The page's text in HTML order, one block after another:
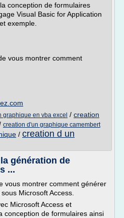
conception de formulaires
Visual Basic for Application
exemple.
vous montrer comment
graphique en vba excel / creation
creation d'un graphique camembert
/ creation d un
génération de
...
vous montrer comment générer
Microsoft Access.
Microsoft Access et
conception de formulaires ainsi